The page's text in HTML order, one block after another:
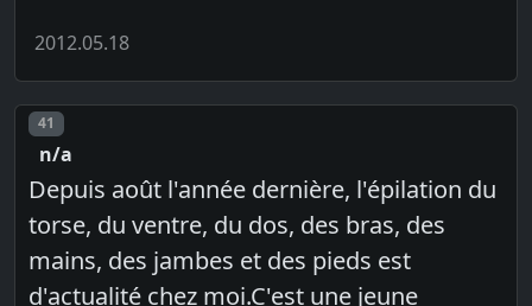
2012.05.18
Post number
41
n/a
Depuis août l'année dernière, l'épilation du
torse, du ventre, du dos, des bras, des
mains, des jambes et des pieds est
d'actualité chez moi.C'est une jeune